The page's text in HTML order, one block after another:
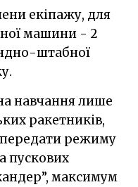
екіпажу, для
машини - 2
штабної
навчання лише
ракетників,
режиму
пускових
максимум